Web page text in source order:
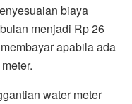
biaya
menjadi Rp 26
apabila ada
water meter